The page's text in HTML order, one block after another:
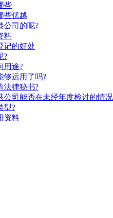
些
些优越
公司的呢?
料
记的好处
?
用途?
够运用了吗?
法律秘书?
公司能否在未经年度检讨的情
型?
资料